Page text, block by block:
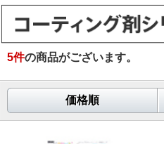
5件の商品がございます。
価格順